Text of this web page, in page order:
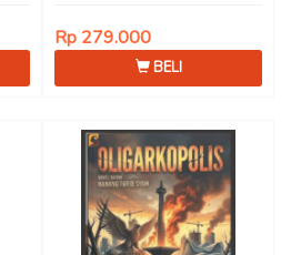
Rp 279.000
BELI